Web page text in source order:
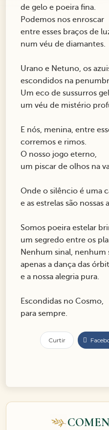
de gelo e poeira fina.
Podemos nos enroscar
entre esses braços de
num véu de diamantes.
Urano e Netuno, os
escondidos na
Um eco de sussurros
um véu de mistério
E nós, menina, entre
corremos e rimos.
O nosso jogo eterno,
um piscar de olhos na
Onde o silêncio é uma
e as estrelas são nossas
Somos poeira estelar
um segredo entre os
Nenhum sinal,
apenas a dança das
e a nossa alegria pura.
Escondidas no Cosmo,
para sempre.
Curtir